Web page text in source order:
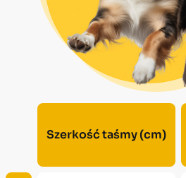
Szerkość taśmy (cm)